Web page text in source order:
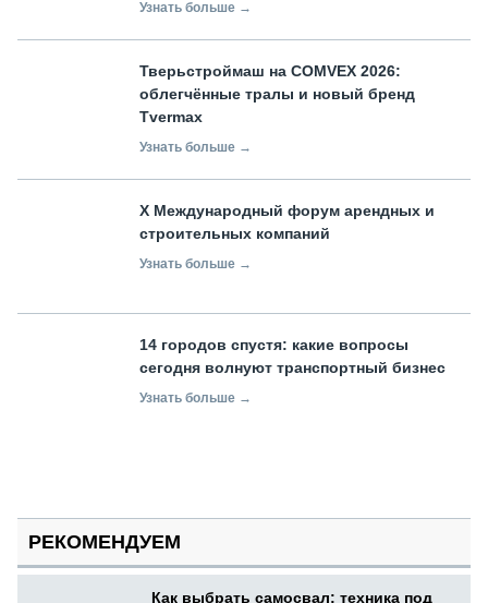
Узнать больше →
Тверьстроймаш на COMVEX 2026:
облегчённые тралы и новый бренд
Tvermax
Узнать больше →
X Международный форум арендных и
строительных компаний
Узнать больше →
14 городов спустя: какие вопросы
сегодня волнуют транспортный бизнес
Узнать больше →
РЕКОМЕНДУЕМ
Как выбрать самосвал: техника под